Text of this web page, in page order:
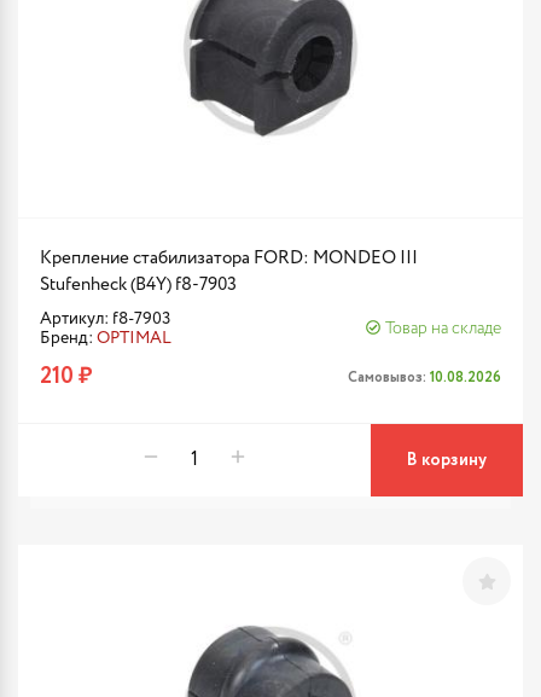
Крепление стабилизатора FORD: MONDEO III
Stufenheck (B4Y) f8-7903
Артикул: f8-7903
Бренд: OPTIMAL
Товар на складе
210 ₽ Самовывоз: 10.08.2026
В корзину